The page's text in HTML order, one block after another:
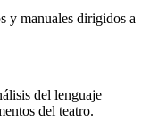
y manuales dirigidos a
del lenguaje
del teatro.